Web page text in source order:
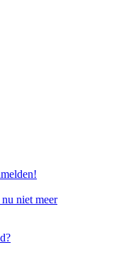
niet meer